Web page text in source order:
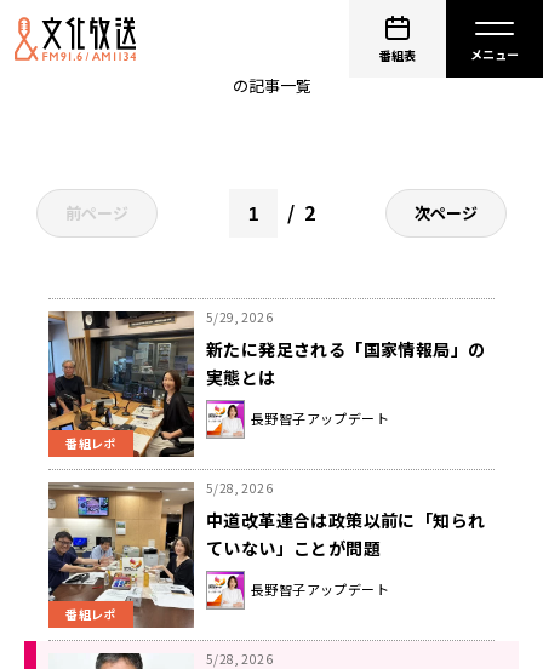
番組表
の記事一覧
前ページ 2 次ページ
番組レポ
5/29, 2026
新たに発足される「国家情報局」の
実態とは
長野智子アップデート
番組レポ
5/28, 2026
中道改革連合は政策以前に「知られ
ていない」ことが問題
長野智子アップデート
5/28, 2026